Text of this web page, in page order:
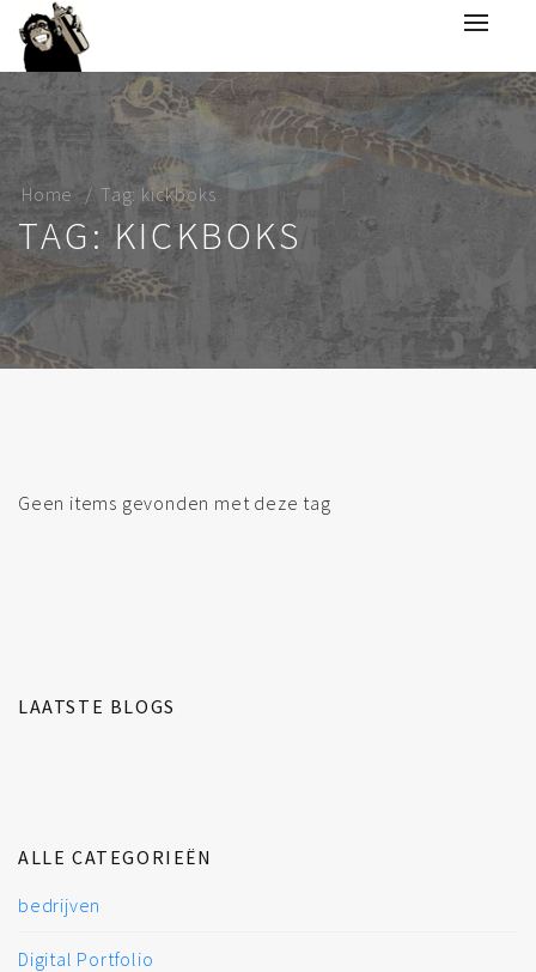
Home Tag: kickboks
TAG: KICKBOKS
Geen items gevonden met deze tag
LAATSTE BLOGS
ALLE CATEGORIEËN
bedrijven
Digital Portfolio